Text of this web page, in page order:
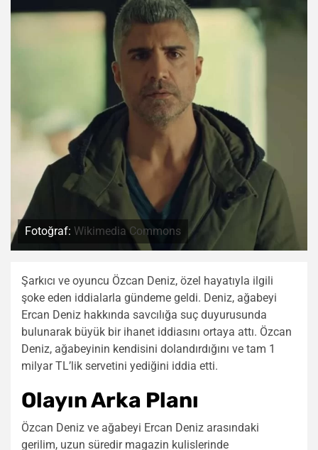
Fotoğraf: Wikimedia Commons
Şarkıcı ve oyuncu Özcan Deniz, özel hayatıyla ilgili
şoke eden iddialarla gündeme geldi. Deniz, ağabeyi
Ercan Deniz hakkında savcılığa suç duyurusunda
bulunarak büyük bir ihanet iddiasını ortaya attı. Özcan
Deniz, ağabeyinin kendisini dolandırdığını ve tam 1
milyar TL’lik servetini yediğini iddia etti.
Olayın Arka Planı
Özcan Deniz ve ağabeyi Ercan Deniz arasındaki
gerilim, uzun süredir magazin kulislerinde